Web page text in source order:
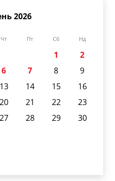
2026
Чт Пт Сб Нд
1
2
6 7 8
9
13 14 15
16
20 21 22
23
27 28 29
30